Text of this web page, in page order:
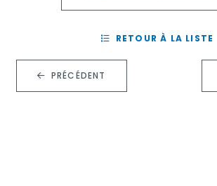
PRÉCÉDENT
RETOUR À LA LISTE